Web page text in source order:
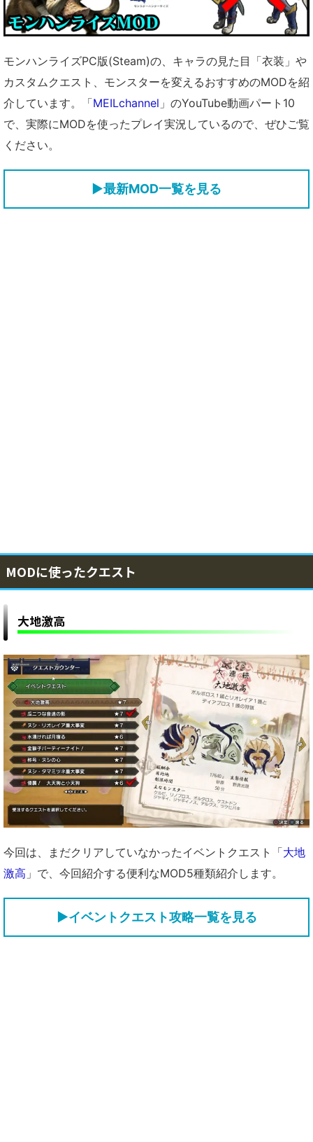
モンハンライズPC版(Steam)の、キャラの見た目「衣装」や
カスタムクエスト、モンスターを変えるおすすめのMODを紹
介しています。「MEILchannel 」のYouTube動画パート10
で、実際にMODを使ったプレイ実況しているので、ぜひご覧
ください。
▶最新MOD一覧を見る
MODに使ったクエスト
大地激高
今回は、まだクリアしていなかったイベントクエスト「大地
激高 」で、今回紹介する便利なMOD5種類紹介します。
▶イベントクエスト攻略一覧を見る